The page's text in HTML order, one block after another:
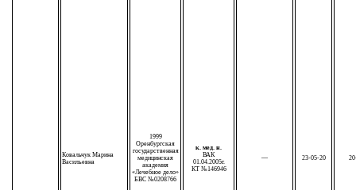
Ковальчук Марина
Васильевна
1999
Оренбургская
государственная
медицинская
академия
«Лечебное дело»
БВС №0208766
к. мед. н.
ВАК
01.04.2005г.
КТ №146946
— 23-05-20